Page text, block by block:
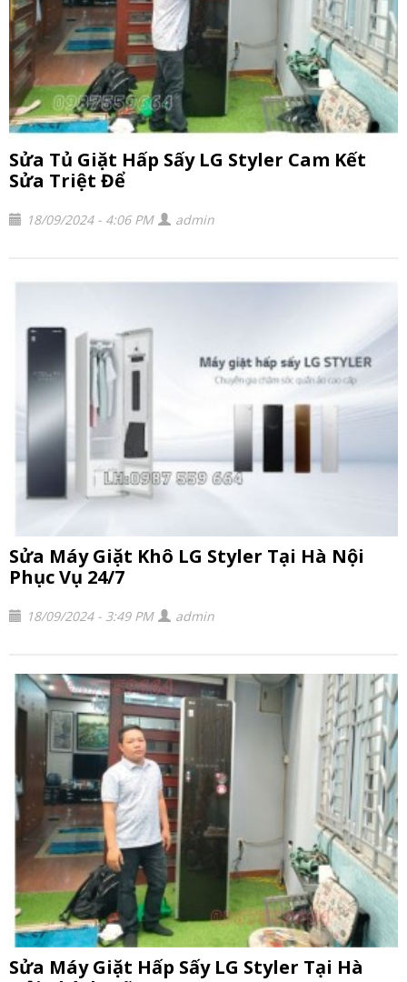
Sửa Tủ Giặt Hấp Sấy LG Styler Cam Kết
Sửa Triệt Để
18/09/2024 - 4:06 PM admin
Sửa Máy Giặt Khô LG Styler Tại Hà Nội
Phục Vụ 24/7
18/09/2024 - 3:49 PM admin
Sửa Máy Giặt Hấp Sấy LG Styler Tại Hà